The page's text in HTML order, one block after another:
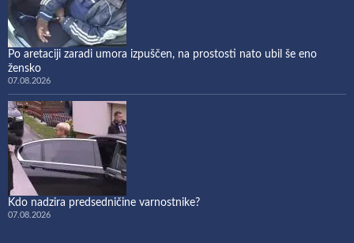
Po aretaciji zaradi umora izpuščen, na prostosti nato ubil še eno
žensko
07.08.2026
Kdo nadzira predsedničine varnostnike?
07.08.2026